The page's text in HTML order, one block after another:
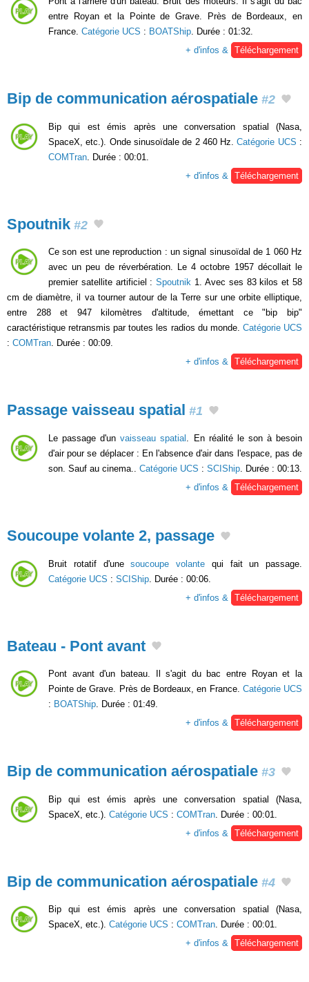
entre Royan et la Pointe de Grave. Près de Bordeaux, en
France. Catégorie UCS : BOATShip . Durée : 01:32.
+ d'infos &
Téléchargement
Bip de communication aérospatiale #2
Bip qui est émis après une conversation spatial (Nasa,
SpaceX, etc.). Onde sinusoïdale de 2 460 Hz.Catégorie UCS :
COMTran . Durée : 00:01.
+ d'infos &
Téléchargement
Spoutnik #2
Ce son est une reproduction : un signal sinusoïdal de 1 060 Hz
avec un peu de réverbération. Le 4 octobre 1957 décollait le
premier satellite artificiel :Spoutnik 1. Avec ses 83 kilos et 58
cm de diamètre, il va tourner autour de la Terre sur une orbite elliptique,
entre 288 et 947 kilomètres d'altitude, émettant ce "bip bip"
caractéristique retransmis par toutes les radios du monde. Catégorie UCS
: COMTran. Durée : 00:09.
+ d'infos & Téléchargement
Passage vaisseau spatial #1
Le passage d'unvaisseau spatial
. En réalité le son à besoin
d'air pour se déplacer : En l'absence d'air dans l'espace, pas de
son. Sauf au cinema.. Catégorie UCS : SCIShip . Durée : 00:13.
+ d'infos &
Téléchargement
Soucoupe volante 2, passage
Bruit rotatif d'unesoucoupe volante qui fait un passage.
Catégorie UCS : SCIShip . Durée : 00:06.
+ d'infos &
Téléchargement
Bateau - Pont avant
Pont avant d'un bateau. Il s'agit du bac entre Royan et la
Pointe de Grave. Près de Bordeaux, en France. Catégorie UCS
: BOATShip. Durée : 01:49.
+ d'infos & Téléchargement
Bip de communication aérospatiale #3
Bip qui est émis après une conversation spatial (Nasa,
SpaceX, etc.). Catégorie UCS : COMTran . Durée : 00:01.
+ d'infos &
Téléchargement
Bip de communication aérospatiale #4
Bip qui est émis après une conversation spatial (Nasa,
SpaceX, etc.). Catégorie UCS : COMTran. Durée : 00:01.
+ d'infos & Téléchargement